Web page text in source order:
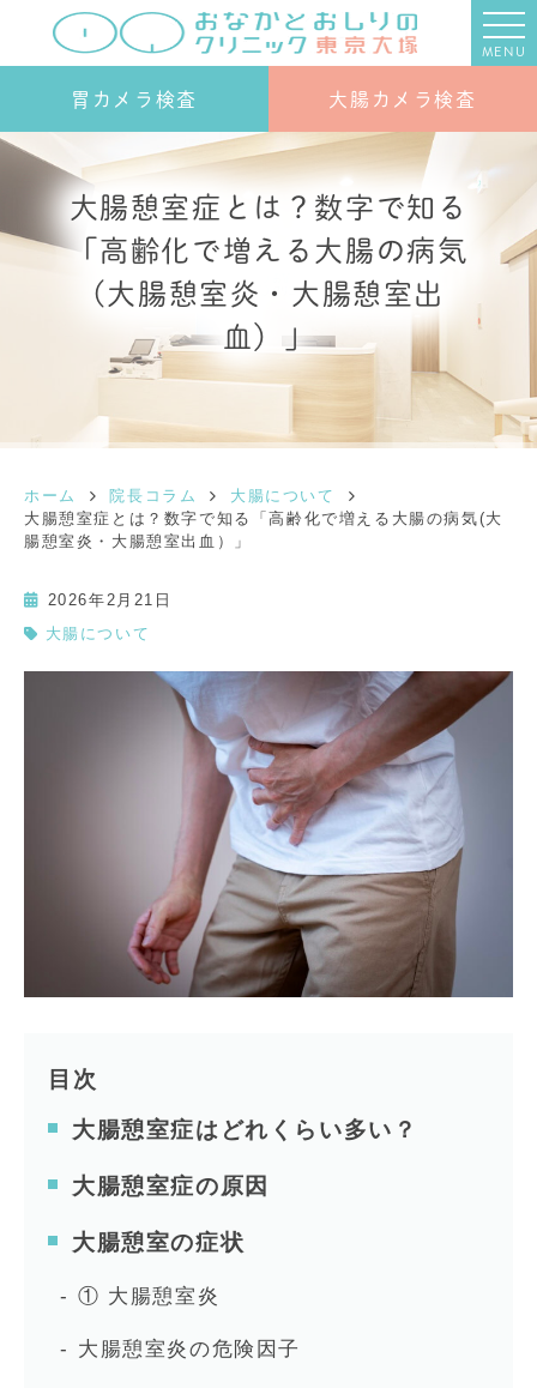
MENU
胃カメラ検査 大腸カメラ検査
大腸憩室症とは？数字で知る
「高齢化で増える大腸の病気
(大腸憩室炎・大腸憩室出
血）」
ホーム 院長コラム
大腸について
大腸憩室症とは？数字で知る「高齢化で増える大腸の病気(大
腸憩室炎・大腸憩室出血）」
2026年2月21日
大腸について
目次
大腸憩室症はどれくらい多い？
大腸憩室症の原因
大腸憩室の症状
① 大腸憩室炎
大腸憩室炎の危険因子